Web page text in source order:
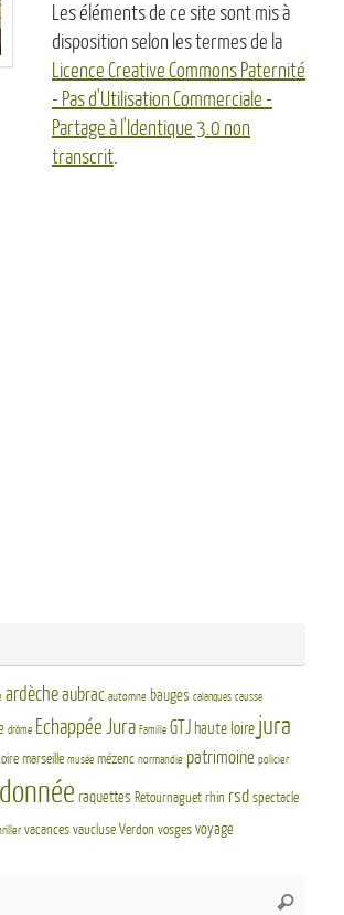
Les éléments de ce site sont mis à
disposition selon les termes de la
Licence Creative Commons Paternité
- Pas d'Utilisation Commerciale -
Partage à l'Identique 3.0 non
transcrit
ardècheaubrac automne bauges calanques causse
drôme Echappée Jura Famille GTJ haute loire jura
marseille musée mézenc normandie patrimoine policier
raquettes Retournaguet rhin rsd spectacle
vacances vaucluse Verdon vosges voyage